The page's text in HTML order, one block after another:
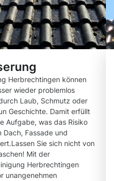
Herbrechtingen können
wieder problemlos
Laub, Schmutz oder
Geschichte. Damit erfüllt
Aufgabe, was das Risiko
Fassade und
Sie sich nicht von
Mit der
Herbrechtingen
unangenehmen